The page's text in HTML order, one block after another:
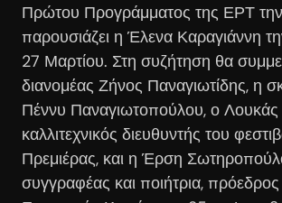
Πρώτου Προγράμματος της ΕΡΤ
παρουσιάζει η Έλενα Καραγιάννη
27 Μαρτίου. Στη συζήτηση θα
διανομέας Ζήνος Παναγιωτίδης, η
Πέννυ Παναγιωτοπούλου, ο Λουκάς
καλλιτεχνικός διευθυντής του
Πρεμιέρας, και η Έρση
συγγραφέας και ποιήτρια, πρόεδρος